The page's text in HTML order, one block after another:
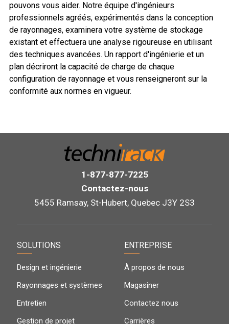
pouvons vous aider. Notre équipe d'ingénieurs
professionnels agréés, expérimentés dans la conception
de rayonnages, examinera votre système de stockage
existant et effectuera une analyse rigoureuse en utilisant
des techniques avancées. Un rapport d'ingénierie et un
plan décriront la capacité de charge de chaque
configuration de rayonnage et vous renseigneront sur la
conformité aux normes en vigueur.
SOLUTIONS
Design et ingénierie
Rayonnages et systèmes
Entretien
Gestion de projet
ENTREPRISE
À propos de nous
Magasiner
Contactez nous
Carrières
1-877-877-7225
Contactez-nous
5455 Ramsay, St-Hubert, Quebec J3Y 2S3